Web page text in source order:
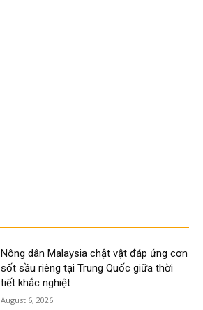
Nông dân Malaysia chật vật đáp ứng cơn
sốt sầu riêng tại Trung Quốc giữa thời
tiết khắc nghiệt
August 6, 2026